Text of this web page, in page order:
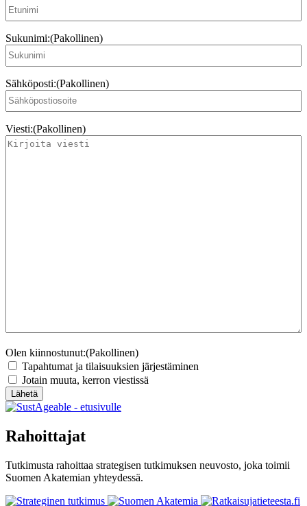
Sukunimi:(Pakollinen)
Sähköposti:(Pakollinen)
Viesti:(Pakollinen)
Olen kiinnostunut:(Pakollinen)
Tapahtumat ja tilaisuuksien järjestäminen
Jotain muuta, kerron viestissä
Lähetä
Rahoittajat
Tutkimusta rahoittaa strategisen tutkimuksen neuvosto, joka toimii
Suomen Akatemian yhteydessä.